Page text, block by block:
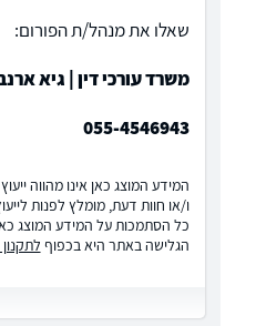
שאלו את מנהל/ת הפורום:
משרד עורכי דין | גיא
055-4546943
המידע המוצג כאן אינו מהווה
ו/או חוות דעת, מומלץ לפנות
כל הסתמכות על המידע המוצג
הגלישה באתר היא בכפוף